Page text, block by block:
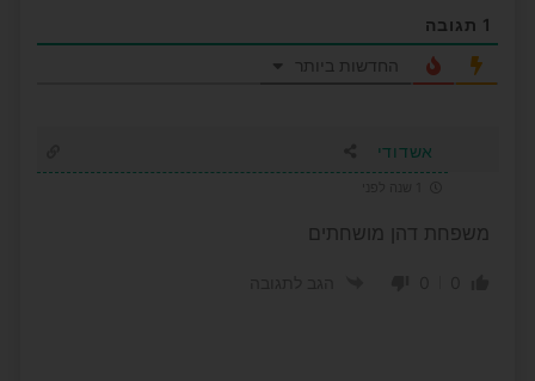
1 תגובה
החדשות ביותר
אשדודי
משפחת דהן מושחתים